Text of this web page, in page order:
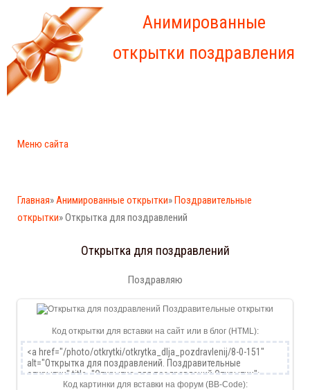
Анимированные
открытки поздравления
Меню сайта
Главная»Анимированные открытки»Поздравительные
открытки» Открытка для поздравлений
Открытка для поздравлений
Поздравляю
Код открытки для вставки на сайт или в блог (HTML):
Код картинки для вставки на форум (BB-Code):